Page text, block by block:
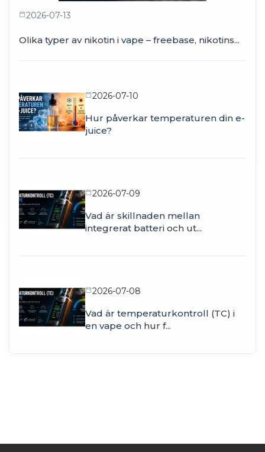
2026-07-13
Olika typer av nikotin i vape – freebase, nikotins...
2026-07-10
Hur påverkar temperaturen din e-
juice?
2026-07-09
Vad är skillnaden mellan
integrerat batteri och ut...
2026-07-08
Vad är temperaturkontroll (TC) i
en vape och hur f...